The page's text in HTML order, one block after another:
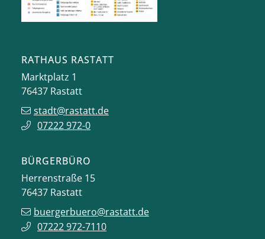
RATHAUS RASTATT
Marktplatz 1
76437 Rastatt
stadt@rastatt.de
07222 972-0
BÜRGERBÜRO
Herrenstraße 15
76437 Rastatt
buergerbuero@rastatt.de
07222 972-7110